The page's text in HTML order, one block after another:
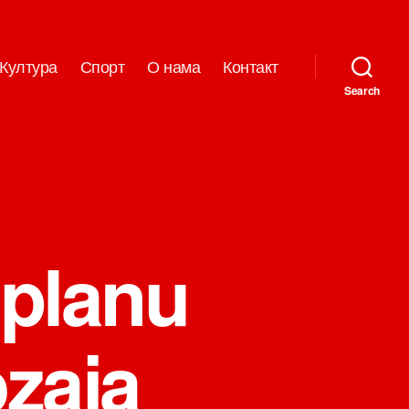
Култура Спорт О нама Контакт
Search